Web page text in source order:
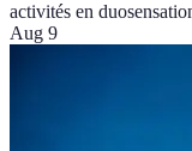
activités en duo
Aug 9